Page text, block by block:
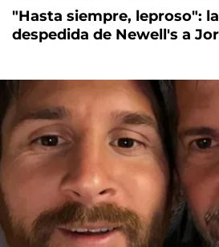
"Hasta siempre, leproso":
despedida de Newell's a